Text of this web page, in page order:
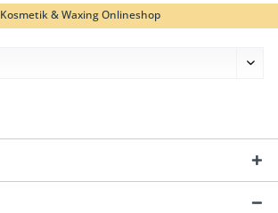
Kosmetik & Waxing Onlineshop